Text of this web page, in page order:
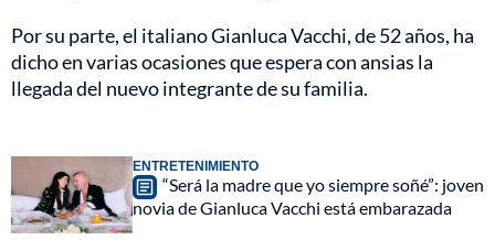
Por su parte, el italiano Gianluca Vacchi, de 52 años, ha
dicho en varias ocasiones que espera con ansias la
llegada del nuevo integrante de su familia.
ENTRETENIMIENTO
“Será la madre que yo siempre soñé”: joven
novia de Gianluca Vacchi está embarazada